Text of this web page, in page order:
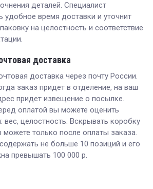
деталей. Специалист
удобное время доставки и уточнит
на целостность и соответствие
доставка
доставка через почту России.
заказ придет в отделение, на ваш
придет извещение о посылке.
оплатой вы можете оценить
вес, целостность. Вскрывать коробку
можете только после оплаты заказа.
не больше 10 позиций и его
превышать 100 000 р.